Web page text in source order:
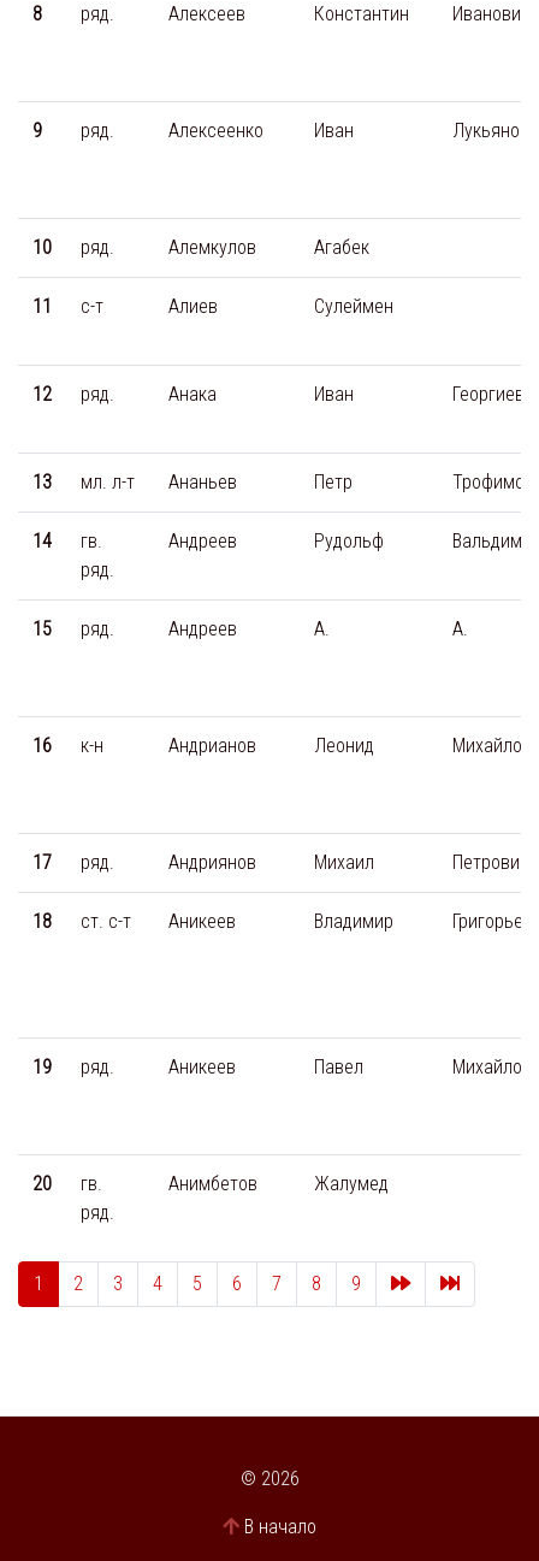
8 ряд. Алексеев Константин Иванович
9 ряд. Алексеенко Иван
10 ряд. Алемкулов Агабек
11 с-т Алиев Сулеймен
12 ряд. Анака Иван
13 мл. л-т Ананьев Петр
14
гв.
ряд.
Андреев Рудольф
15 ряд. Андреев А. А.
16 к-н Андрианов Леонид
17 ряд. Андриянов Михаил Петрович
18 ст. с-т Аникеев Владимир
19 ряд. Аникеев Павел
20
гв.
ряд.
Анимбетов Жалумед
1 2 3 4 5 6 7 8 9 След.
© 2026
В начало